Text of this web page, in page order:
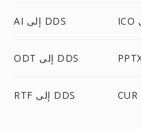
AI إلى DDS
ODT إلى DDS
RTF إلى DDS